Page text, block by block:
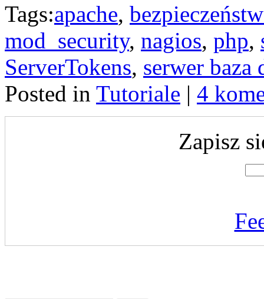
Tags:apache,
mod_security, nagios, php,
ServerTokens, serwer baza
Posted in Tutoriale | 4
Zapisz